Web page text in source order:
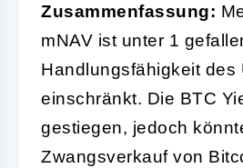
Zusammenfassung:
mNAV ist unter 1
Handlungsfähigkeit des
einschränkt. Die BTC
gestiegen, jedoch
Zwangsverkauf von